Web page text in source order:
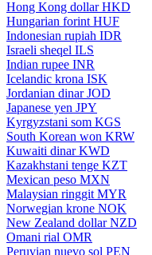
Hong Kong dollar HKD
Hungarian forint HUF
Indonesian rupiah IDR
Israeli sheqel ILS
Indian rupee INR
Icelandic krona ISK
Jordanian dinar JOD
Japanese yen JPY
Kyrgyzstani som KGS
South Korean won KRW
Kuwaiti dinar KWD
Kazakhstani tenge KZT
Mexican peso MXN
Malaysian ringgit MYR
Norwegian krone NOK
New Zealand dollar NZD
Omani rial OMR
Peruvian nuevo sol PEN